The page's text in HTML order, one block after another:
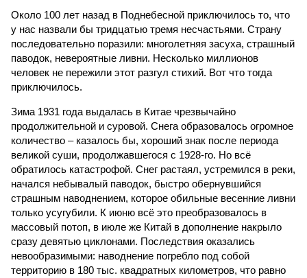
Около 100 лет назад в Поднебесной приключилось то, что
у нас назвали бы тридцатью тремя несчастьями. Страну
последовательно поразили: многолетняя засуха, страшный
паводок, невероятные ливни. Несколько миллионов
человек не пережили этот разгул стихий. Вот что тогда
приключилось.
Зима 1931 года выдалась в Китае чрезвычайно
продолжительной и суровой. Снега образовалось огромное
количество – казалось бы, хороший знак после периода
великой суши, продолжавшегося с 1928-го. Но всё
обратилось катастрофой. Снег растаял, устремился в реки,
начался небывалый паводок, быстро обернувшийся
страшным наводнением, которое обильные весенние ливни
только усугубили. К июню всё это преобразовалось в
массовый потоп, в июле же Китай в дополнение накрыло
сразу девятью циклонами. Последствия оказались
невообразимыми: наводнение погребло под собой
территорию в 180 тыс. квадратных километров, что равно